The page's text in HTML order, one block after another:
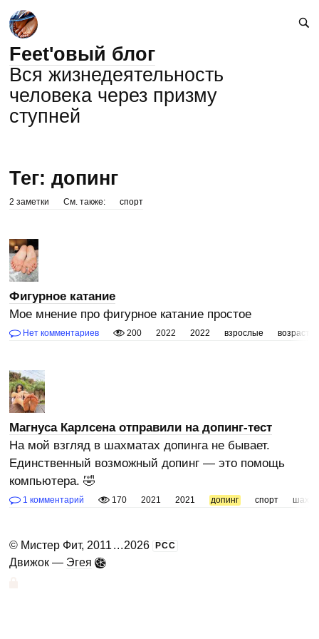
Feet'овый блог
Вся жизнедеятельность
человека через призму
ступней
Тег: допинг
2 заметки См. также: спорт
Фигурное катание
Мое мнение про фигурное катание простое
Нет комментариев 200 2022 2022 взрослые возраст
Магнуса Карлсена отправили на допинг-тест
На мой взгляд в шахматах допинга не бывает.
Единственный возможный допинг — это помощь
компьютера. 🤣
1 комментарий 170 2021 2021 допинг спорт
© Мистер Фит, 2011 ...2026 РСС
Движок — Эгея